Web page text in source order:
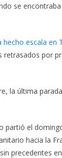
se
hecho escala en
retrasados por
la última
partió el
hacia la
precedentes